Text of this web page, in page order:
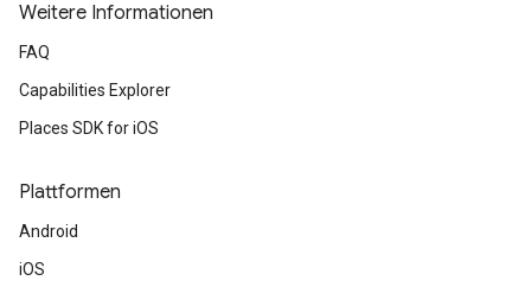
Weitere Informationen
FAQ
Capabilities Explorer
Places SDK for iOS
Plattformen
Android
iOS